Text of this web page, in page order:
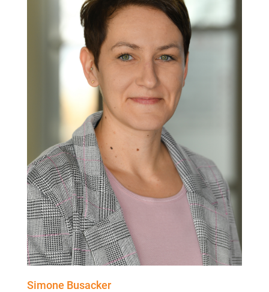
Simone Busacker